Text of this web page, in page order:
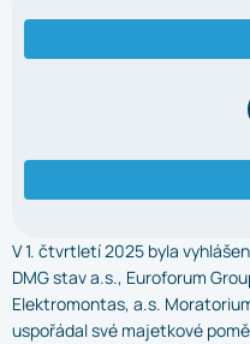
V 1. čtvrtletí 2025 byla
DMG stav a.s., Euroforum
Elektromontas, a.s.
uspořádal své majetkové